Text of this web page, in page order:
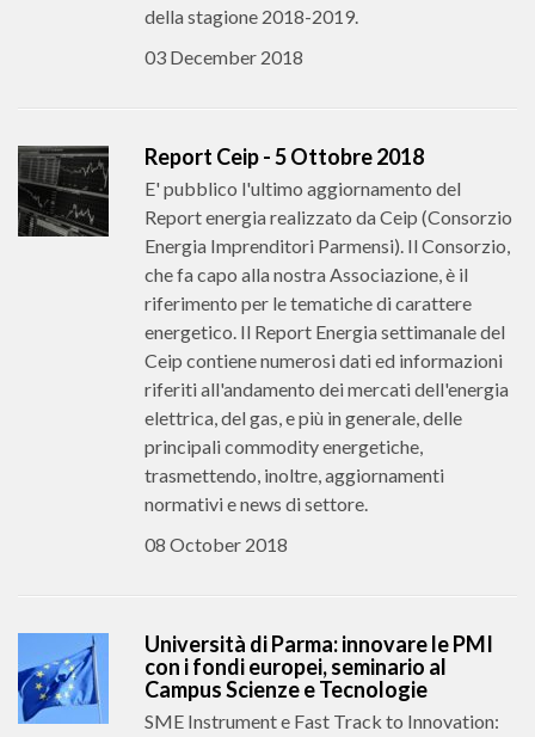
della stagione 2018-2019.
03 December 2018
Report Ceip - 5 Ottobre 2018
E' pubblico l'ultimo aggiornamento del
Report energia realizzato da Ceip (Consorzio
Energia Imprenditori Parmensi). Il Consorzio,
che fa capo alla nostra Associazione, è il
riferimento per le tematiche di carattere
energetico. Il Report Energia settimanale del
Ceip contiene numerosi dati ed informazioni
riferiti all'andamento dei mercati dell'energia
elettrica, del gas, e più in generale, delle
principali commodity energetiche,
trasmettendo, inoltre, aggiornamenti
normativi e news di settore.
08 October 2018
Università di Parma: innovare le PMI
con i fondi europei, seminario al
Campus Scienze e Tecnologie
SME Instrument e Fast Track to Innovation: